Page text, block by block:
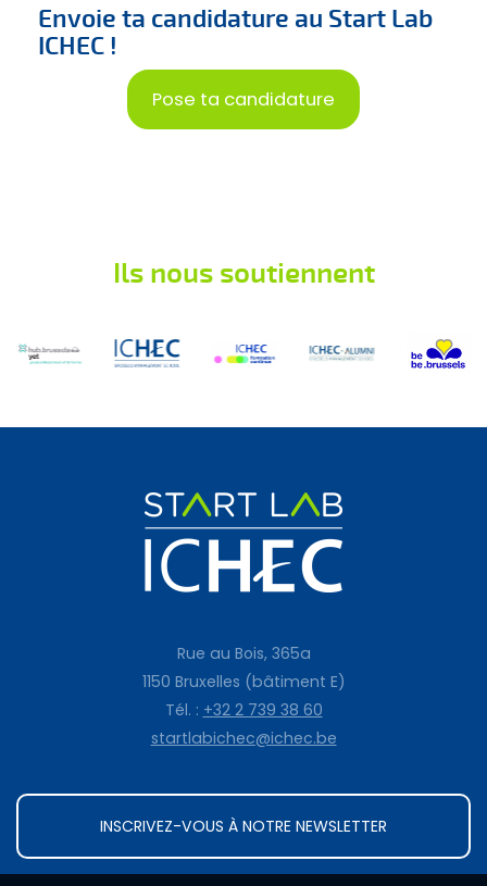
Envoie ta candidature au Start Lab
ICHEC !
Pose ta candidature
Ils nous soutiennent
Rue au Bois, 365a
1150 Bruxelles (bâtiment E)
Tél. : +32 2 739 38 60
startlabichec@ichec.be
INSCRIVEZ-VOUS À NOTRE NEWSLETTER